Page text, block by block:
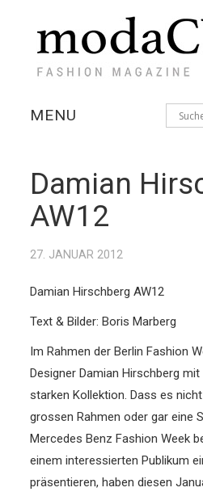
MENU
AUSSTELLUNGEN
Damian
AW12
27. JANUAR 2012
Damian Hirschberg AW12
Text & Bilder: Boris Marberg
Im Rahmen der Berlin Fashion
Designer Damian Hirschberg
starken Kollektion.Dass es
grossen Rahmen oder gar eine
Mercedes Benz Fashion Week
einem interessierten Publikum
präsentieren, haben diesen